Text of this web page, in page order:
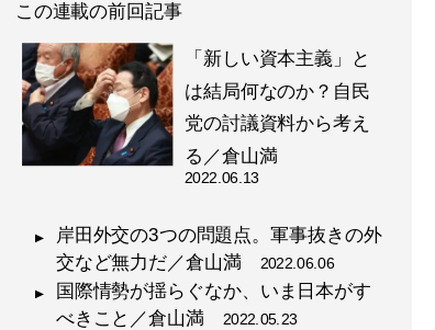
この連載の前回記事
「新しい資本主義」と
は結局何なのか？自民
党の討議資料から考え
る／倉山満
2022.06.13
岸田外交の3つの問題点。軍事抜きの外
交など無力だ／倉山満 2022.06.06
国際情勢が揺らぐなか、いま日本がす
べきこと／倉山満
2022.05.23